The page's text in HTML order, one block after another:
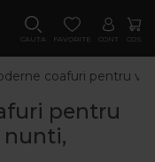
CAUTA FAVORITE CONT COS
coafuri pentru
pentru
nunti,